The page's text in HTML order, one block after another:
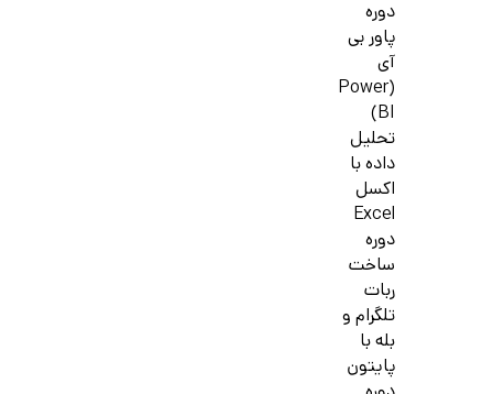
دوره
پاور بی
آی
(Power
BI)
تحلیل
داده با
اکسل
Excel
دوره
ساخت
ربات
تلگرام و
بله با
پایتون